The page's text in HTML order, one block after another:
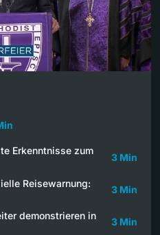
Erkenntnisse zum
3 Min
Reisewarnung:
3 Min
demonstrieren in
3 Min